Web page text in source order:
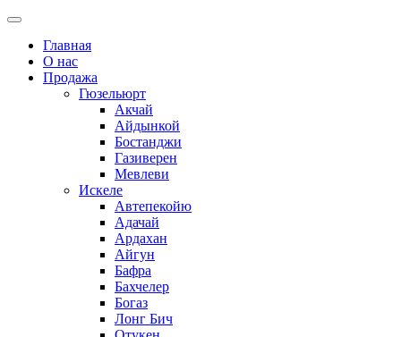
Главная
О нас
Продажа
Гюзельюрт
Акчай
Айдынкой
Бостанджи
Газиверен
Мевлеви
Искеле
Автепекойю
Адачай
Ардахан
Айгун
Бафра
Бахчелер
Богаз
Лонг Бич